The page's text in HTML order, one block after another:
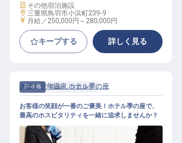
施設業態
その他宿泊施設
勤務地
三重県鳥羽市小浜町239-9
給与
月給／250,000円～ 280,000円
キープする 詳しく見る
正社員 宿泊 フロント
きほく千年温泉 ホテル季の座
お客様の笑顔が一番のご褒美！ホテル季の座で、
最高のホスピタリティを一緒に追求しませんか？